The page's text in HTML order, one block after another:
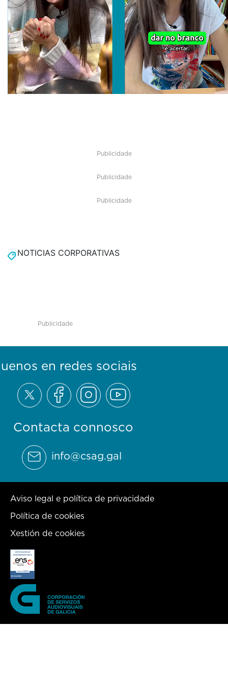
Publicidade
Publicidade
Publicidade
NOTICIAS CORPORATIVAS
Publicidade
Contacta connosco
info@csag.gal
en redes sociais
Aviso legal e política de privacidade
Política de cookies
Xestión de cookies